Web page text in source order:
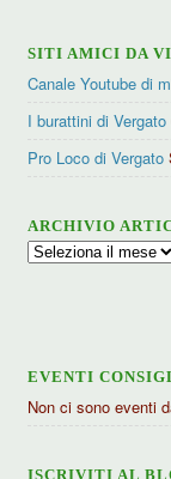
SITI AMICI DA
Canale Youtube di
I burattini di Vergato
Pro Loco di Vergato
ARCHIVIO
Archivio
EVENTI
Non ci sono eventi
ISCRIVITI AL